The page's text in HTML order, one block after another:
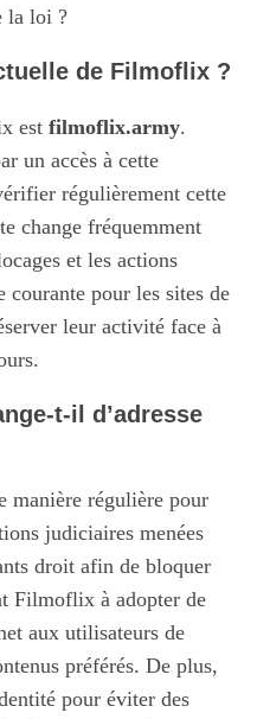
la loi ?
de Filmoflix ?
est filmoflix.army.
un accès à cette
régulièrement cette
change fréquemment
et les actions
courante pour les sites de
leur activité face à
t-il d’adresse
manière régulière pour
judiciaires menées
droit afin de bloquer
Filmoflix à adopter de
aux utilisateurs de
préférés. De plus,
pour éviter des